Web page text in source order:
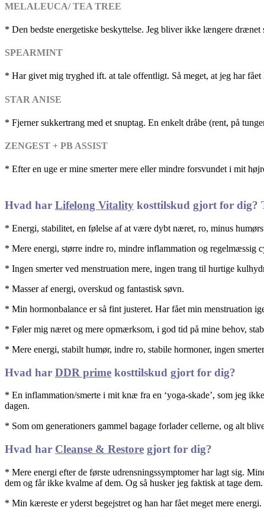
MELALEUCA/ TEA TREE
* Den bedste energetiske beskyttelse. Jeg bliver ikke længere
SPEARMINT
* Har givet mig tryghed ift. at tale offentligt. Så meget, at jeg har
STAR ANISE
* Fjerner sukkertrang med et snuptag. En enkelt dråbe (rent, på
ZENGEST + PB ASSIST
* Efter en uge er mine smerter mere eller mindre forsvundet i mit
Hvad har Lifelong Vitality kosttilskud gjort for dig?
* Energi, stabilitet, en følelse af at være dybt næret, ro, minus
* Mere energi, større indre ro, mindre inflammation og regelmæssig
* Ingen smerter ved menstruation mere, ingen trang til hurtige
* Masser af energi, overskud og fantastisk søvn.
* Min hormonbalance er så fint justeret. Har fået min menstruation
* Føler mig næret og mere opmærksom, i god tid på mine behov,
* Mere energi, stabilt humør, indre ro, stabile hormoner, ingen
Hvad har DDR prime kosttilskud gjort for dig?
* En inflammation/smerte i mit knæ fra en ‘yoga-skade’, som jeg
dagen.
* Som om generationers gammel bagage forlader cellerne, og alt
Hvad har Cleanse & Restore gjort for dig?
* Mere energi efter de første udrensningssymptomer har lagt sig.
dem og får ikke kvalme af dem. Og så husker jeg faktisk at tage dem.
* Min kæreste er yderst begejstret og han har fået meget mere energi.